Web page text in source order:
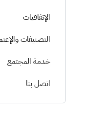
الإتفاقيات
التصنيفات
خدمة المجتمع
اتصل بنا